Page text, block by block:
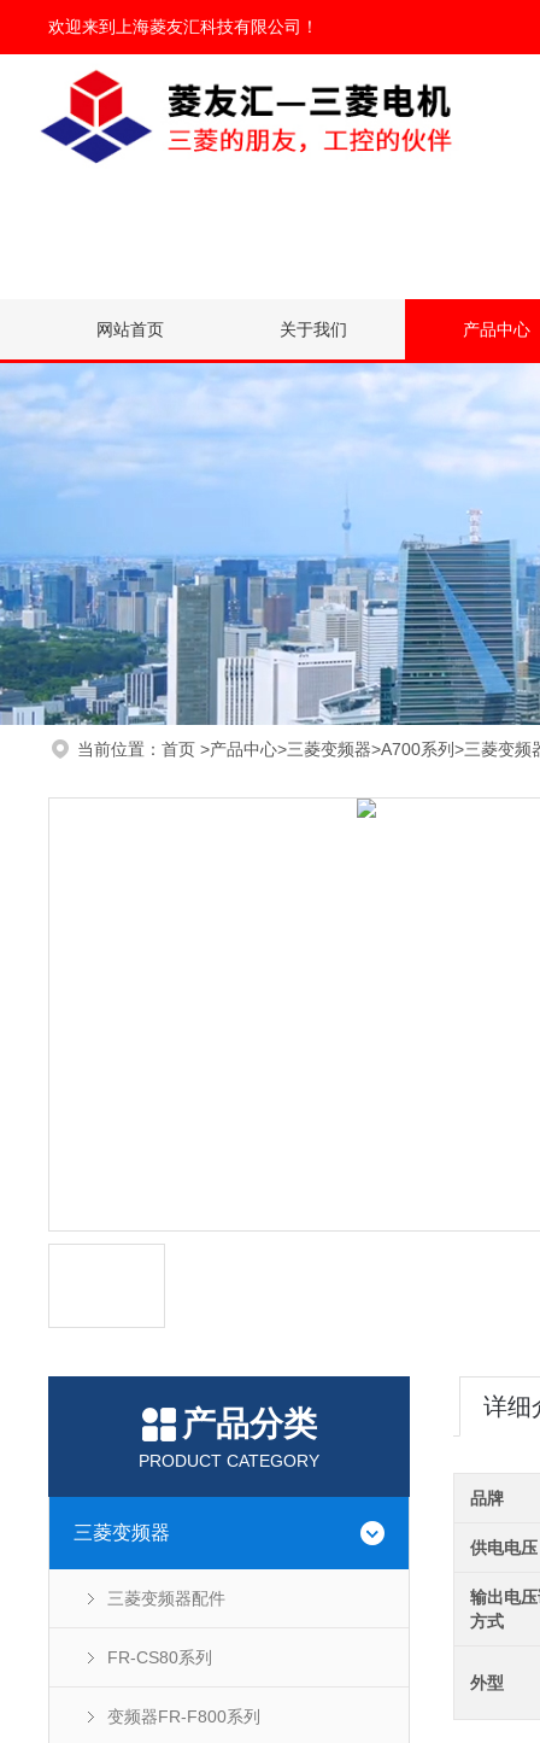
欢迎来到 上海菱友汇科技有限公司 ！
网站首页 关于我们 产品中心
当前位置： 首页 >产品中心>三菱变频器>A700系列>三菱变频
产品分类
PRODUCT CATEGORY
三菱变频器
三菱变频器配件
FR-CS80系列
变频器FR-F800系列
详细
品牌
供电电压
输出电
方式
外型